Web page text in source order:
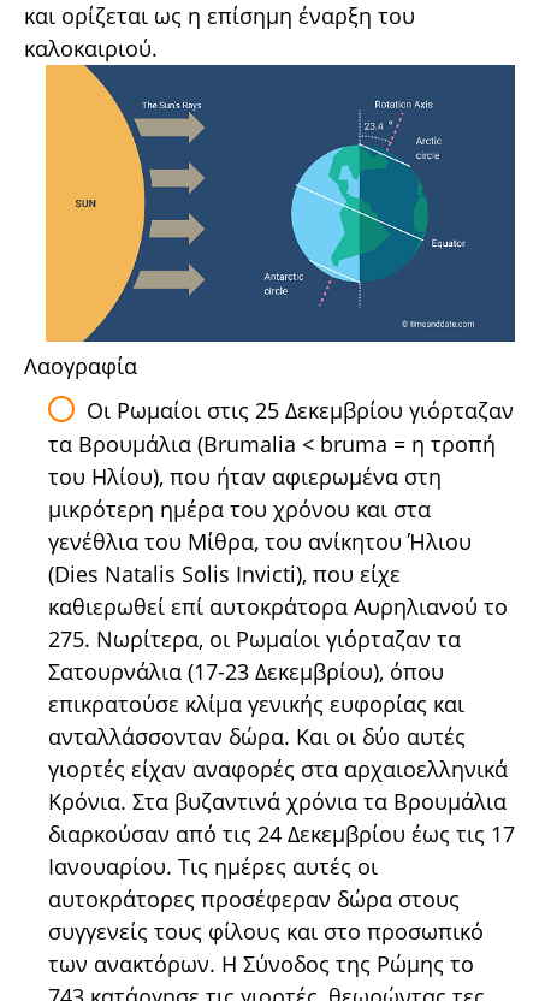
και ορίζεται ως η επίσημη έναρξη του
καλοκαιριού.
Λαογραφία
Οι Ρωμαίοι στις 25 Δεκεμβρίου γιόρταζαν
τα Βρουμάλια (Brumalia < bruma = η τροπή
του Ηλίου), που ήταν αφιερωμένα στη
μικρότερη ημέρα του χρόνου και στα
γενέθλια του Μίθρα, του ανίκητου Ήλιου
(Dies Natalis Solis Invicti), που είχε
καθιερωθεί επί αυτοκράτορα Αυρηλιανού το
275. Νωρίτερα, οι Ρωμαίοι γιόρταζαν τα
Σατουρνάλια (17-23 Δεκεμβρίου), όπου
επικρατούσε κλίμα γενικής ευφορίας και
ανταλλάσσονταν δώρα. Και οι δύο αυτές
γιορτές είχαν αναφορές στα αρχαιοελληνικά
Κρόνια. Στα βυζαντινά χρόνια τα Βρουμάλια
διαρκούσαν από τις 24 Δεκεμβρίου έως τις 17
Ιανουαρίου. Τις ημέρες αυτές οι
αυτοκράτορες προσέφεραν δώρα στους
συγγενείς τους φίλους και στο προσωπικό
των ανακτόρων. Η Σύνοδος της Ρώμης το